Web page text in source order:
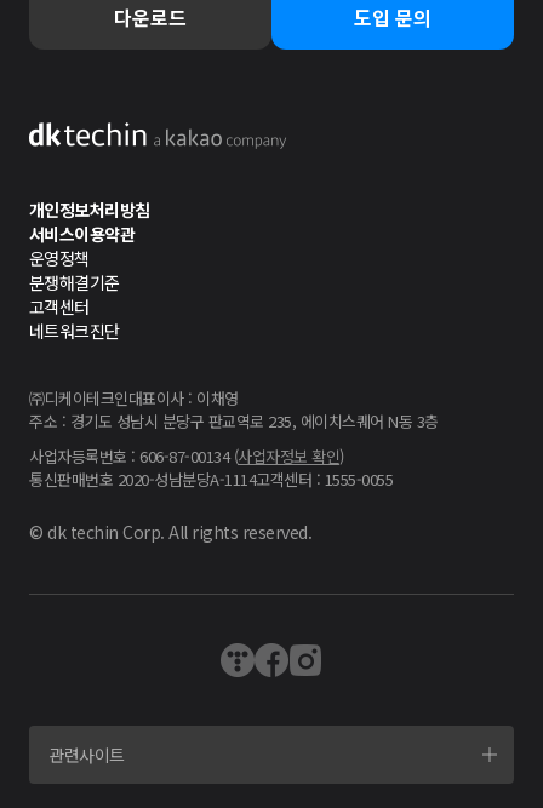
다운로드 도입 문의
개인정보처리방침
서비스이용약관
운영정책
분쟁해결기준
고객센터
네트워크진단
㈜디케이테크인대표이사 : 이채영
주소 : 경기도 성남시 분당구 판교역로 235, 에이치스퀘어 N동 3층
사업자등록번호 : 606-87-00134 (사업자정보 확인)
통신판매번호 2020-성남분당A-1114고객센터 : 1555-0055
© dk techin Corp. All rights reserved.
관련사이트